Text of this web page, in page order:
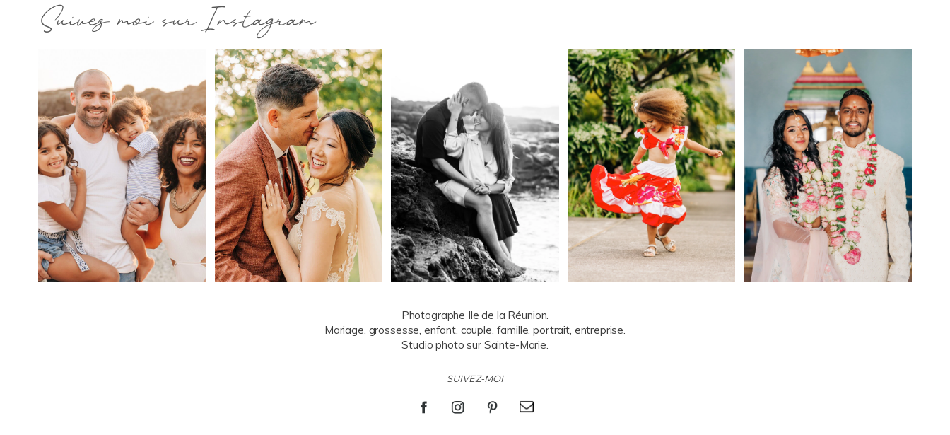
Suivez moi sur Instagram
Photographe Ile de la Réunion.
Mariage, grossesse, enfant, couple, famille, portrait, entreprise.
Studio photo sur Sainte-Marie.
SUIVEZ-MOI